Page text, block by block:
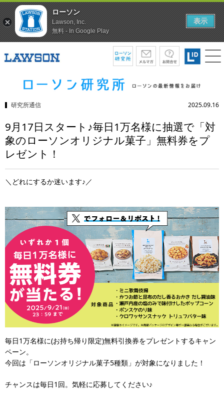
研究所通信 2025.09.16
9月17日スタート♪毎日1万名様に抽選で「対
象のローソンオリジナル菓子」無料券をプ
レゼント！
＼どれにするか迷います♪／
毎日1万名様に(お持ち帰り限定)無料引換券をプレゼントするキャン
ペーン。
今回は「ローソンオリジナル菓子5種類」が対象になりました！
チャンスは毎日1回。気軽に応募してください♪
ローソン
Lawson, Inc.
無料 - In Google Play
表示